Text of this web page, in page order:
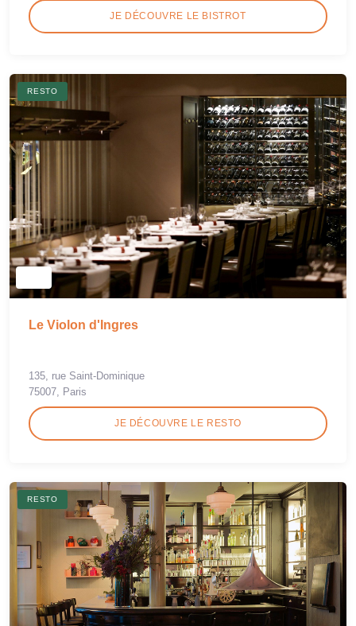
JE DÉCOUVRE LE BISTROT
RESTO
Le Violon d'Ingres
135, rue Saint-Dominique
75007, Paris
JE DÉCOUVRE LE RESTO
RESTO